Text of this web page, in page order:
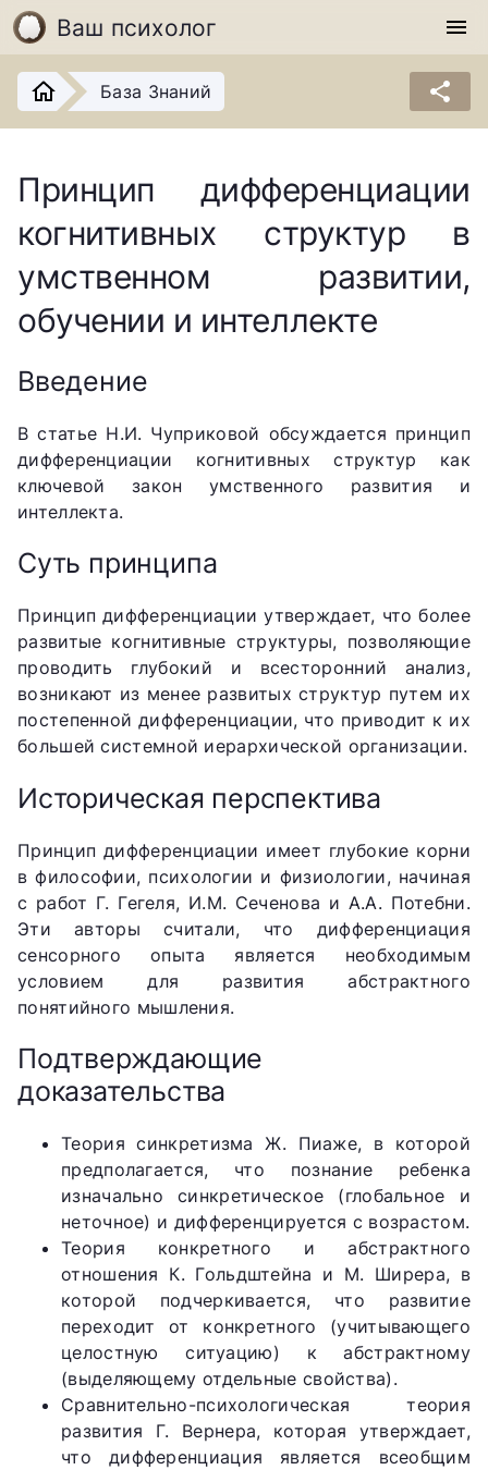
Ваш психолог menu
База Знаний share
Принцип дифференциации
когнитивных структур в
умственном развитии,
обучении и интеллекте
Введение
В статье Н.И. Чуприковой обсуждается принцип
дифференциации когнитивных структур как
ключевой закон умственного развития и
интеллекта.
Суть принципа
Принцип дифференциации утверждает, что более
развитые когнитивные структуры, позволяющие
проводить глубокий и всесторонний анализ,
возникают из менее развитых структур путем их
постепенной дифференциации, что приводит к их
большей системной иерархической организации.
Историческая перспектива
Принцип дифференциации имеет глубокие корни
в философии, психологии и физиологии, начиная
с работ Г. Гегеля, И.М. Сеченова и А.А. Потебни.
Эти авторы считали, что дифференциация
сенсорного опыта является необходимым
условием для развития абстрактного
понятийного мышления.
Подтверждающие
доказательства
Теория синкретизма Ж. Пиаже, в которой
предполагается, что познание ребенка
изначально синкретическое (глобальное и
неточное) и дифференцируется с возрастом.
Теория конкретного и абстрактного
отношения К. Гольдштейна и М. Ширера, в
которой подчеркивается, что развитие
переходит от конкретного (учитывающего
целостную ситуацию) к абстрактному
(выделяющему отдельные свойства).
Сравнительно-психологическая теория
развития Г. Вернера, которая утверждает,
что дифференциация является всеобщим